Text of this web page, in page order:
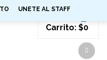
UNETE AL STAFFSIGN IN
Carrito: $0